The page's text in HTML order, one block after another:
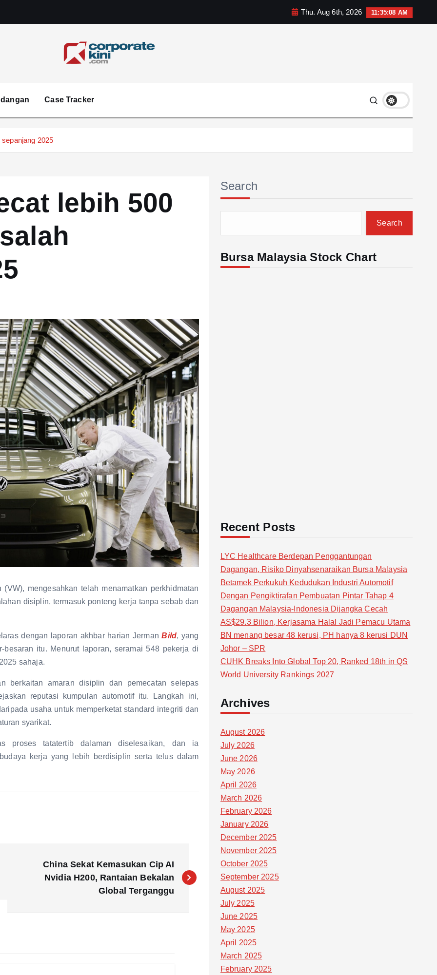
Thu. Aug 6th, 2026 11:35:10 AM
Case Tracker
2025
lebih 500
mengesahkan telah menamatkan perkhidmatan
disiplin, termasuk ponteng kerja tanpa sebab dan
dengan laporan akhbar harian JermanBild, yang
itu. Menurut laporan, seramai 548 pekerja di
sahaja.
berkaitan amaran disiplin dan pemecatan selepas
reputasi kumpulan automotif itu. Langkah ini,
usaha untuk memperketat standard integriti dan
syarikat.
proses tatatertib dalaman diselesaikan, dan ia
kerja yang lebih berdisiplin serta telus dalam
China Sekat Kemasukan Cip AI
Nvidia H200, Rantaian Bekalan
Global Terganggu
Search
Search
Bursa Malaysia Stock Chart
Recent Posts
LYC Healthcare Berdepan Penggantungan
Dagangan, Risiko Dinyahsenaraikan Bursa Malaysia
Betamek Perkukuh Kedudukan Industri Automotif
Dengan Pengiktirafan Pembuatan Pintar Tahap 4
Dagangan Malaysia-Indonesia Dijangka Cecah
AS$29.3 Bilion, Kerjasama Halal Jadi Pemacu Utama
BN menang besar 48 kerusi, PH hanya 8 kerusi DUN
Johor – SPR
CUHK Breaks Into Global Top 20, Ranked 18th in QS
World University Rankings 2027
Archives
August 2026
July 2026
June 2026
May 2026
April 2026
March 2026
February 2026
January 2026
December 2025
November 2025
October 2025
September 2025
August 2025
July 2025
June 2025
May 2025
April 2025
March 2025
February 2025